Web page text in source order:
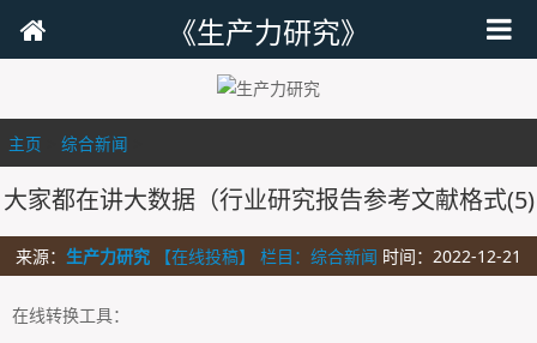
《生产力研究》
主页 综合新闻
大家都在讲大数据（行业研究报告参考文献格式(5)
来源： 生产力研究 【在线投稿】 栏目： 综合新闻 时间：2022-12-21
在线转换工具：